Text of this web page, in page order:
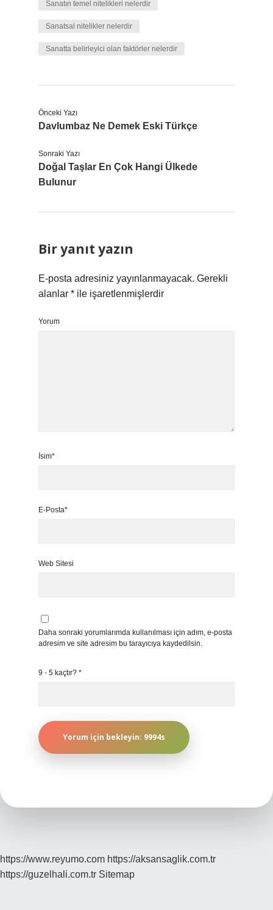
Sanatın temel nitelikleri nelerdir
Sanatsal nitelikler nelerdir
Sanatta belirleyici olan faktörler nelerdir
Önceki Yazı
Davlumbaz Ne Demek Eski Türkçe
Sonraki Yazı
Doğal Taşlar En Çok Hangi Ülkede
Bulunur
Bir yanıt yazın
E-posta adresiniz yayınlanmayacak. Gerekli
alanlar * ile işaretlenmişlerdir
Yorum
İsim*
E-Posta*
Web Sitesi
Daha sonraki yorumlarımda kullanılması için adım, e-posta
adresim ve site adresim bu tarayıcıya kaydedilsin.
9 - 5 kaçtır? *
https://www.reyumo.com https://aksansaglik.com.tr
https://guzelhali.com.tr Sitemap